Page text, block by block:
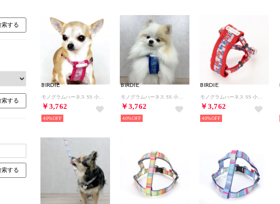
BIRDIE
￥3,762
40%
BIRDIE
￥3,762
40%
BIRDIE
￥3,762
40%